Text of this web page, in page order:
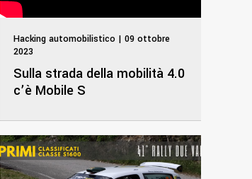
Hacking automobilistico | 09 ottobre
2023
Sulla strada della mobilità 4.0
c’è Mobile S